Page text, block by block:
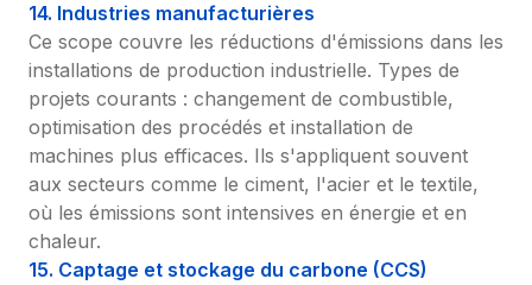
14. Industries manufacturières
Ce scope couvre les réductions d'émissions dans les
installations de production industrielle. Types de
projets courants : changement de combustible,
optimisation des procédés et installation de
machines plus efficaces. Ils s'appliquent souvent
aux secteurs comme le ciment, l'acier et le textile,
où les émissions sont intensives en énergie et en
chaleur.
15. Captage et stockage du carbone (CCS)